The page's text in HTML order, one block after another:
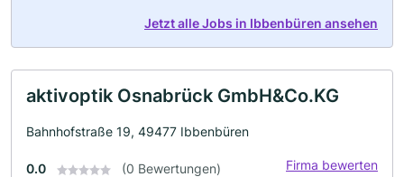
Jetzt alle Jobs in Ibbenbüren ansehen
aktivoptik Osnabrück GmbH&Co.KG
Bahnhofstraße 19, 49477 Ibbenbüren
0.0 (0 Bewertungen) Firma bewerten